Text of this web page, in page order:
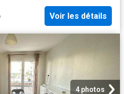
Voir les détails
4 photos